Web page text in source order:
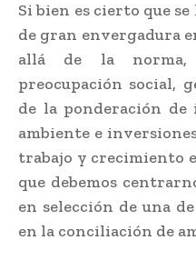
Si bien es cierto que
de gran envergadura
allá de la
preocupación social,
de la ponderación de
ambiente e
trabajo y crecimiento
que debemos
en selección de una
en la conciliación de